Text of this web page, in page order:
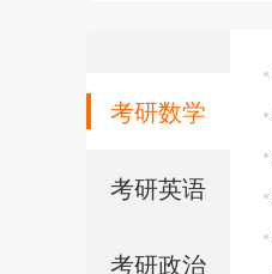
考研数学
考研英语
考研政治